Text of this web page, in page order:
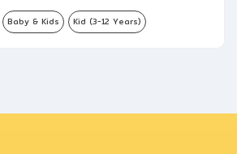
Baby & Kids Kid (3-12 Years)